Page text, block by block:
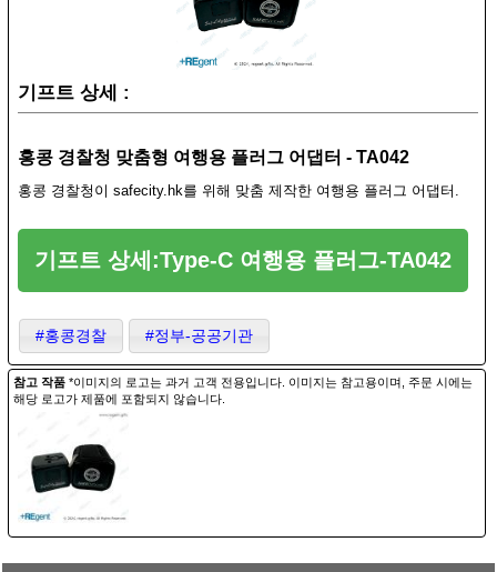
기프트 상세 :
홍콩 경찰청 맞춤형 여행용 플러그 어댑터 - TA042
홍콩 경찰청이 safecity.hk를 위해 맞춤 제작한 여행용 플러그 어댑터.
기프트 상세:Type-C 여행용 플러그-TA042
#홍콩경찰 #정부-공공기관
참고 작품 *이미지의 로고는 과거 고객 전용입니다. 이미지는 참고용이며, 주문 시에는
해당 로고가 제품에 포함되지 않습니다.